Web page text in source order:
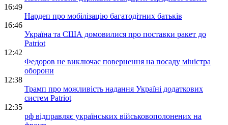
16:49
Нардеп про мобілізацію багатодітних батьків
16:46
Україна та США домовилися про поставки ракет до
Patriot
12:42
Федоров не виключає повернення на посаду міністра
оборони
12:38
Трамп про можливість надання Україні додаткових
систем Patriot
12:35
рф відправляє українських військовополонених на